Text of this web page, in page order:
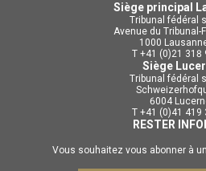
Siège principal
Tribunal fédéral
Avenue du Tribunal-
1000
T +41 (0)21 318
Siège
Tribunal fédéral
6004
T +41 (0)41 419
RESTER
Vous souhaitez vous abonner à